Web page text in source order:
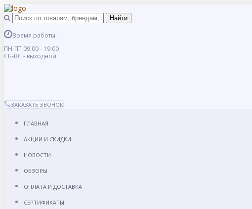
Время работы:
ПН-ПТ 09:00 - 19:00
СБ-ВС - выходной
ЗАКАЗАТЬ ЗВОНОК
ГЛАВНАЯ
АКЦИИ И СКИДКИ
НОВОСТИ
ОБЗОРЫ
ОПЛАТА И ДОСТАВКА
СЕРТИФИКАТЫ